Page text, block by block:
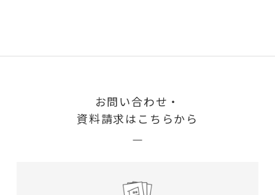
お問い合わせ・
資料請求はこちらから